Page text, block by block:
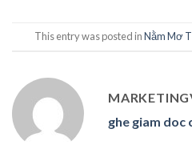
This entry was posted inNằm Mơ
ghe giam doc